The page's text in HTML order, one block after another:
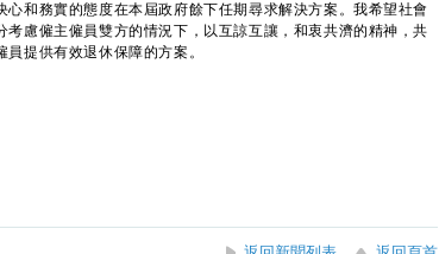
和務實的態度在本屆政府餘下任期尋求解決方案。我希望社會
慮僱主僱員雙方的情況下，以互諒互讓，和衷共濟的精神，共
提供有效退休保障的方案。